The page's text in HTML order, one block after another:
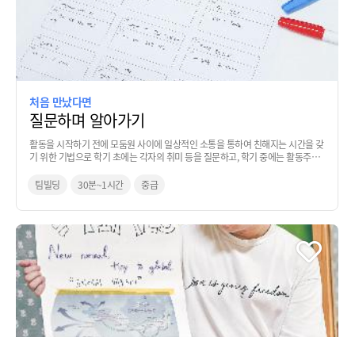
처음 만났다면
질문하며 알아가기
활동을 시작하기 전에 모둠원 사이에 일상적인 소통을 통하여 친해지는 시간을 갖
기 위한 기법으로 학기 초에는 각자의 취미 등을 질문하고, 학기 중에는 활동주제
팀빌딩
30분~1시간 중급